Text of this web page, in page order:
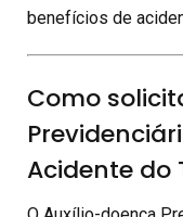
benefícios de
Como
Acidente do